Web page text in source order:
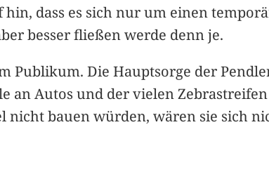
dass es sich nur um einen
besser fließen werde denn je.
Publikum. Die Hauptsorge der
Autos und der vielen
bauen würden, wären sie sich